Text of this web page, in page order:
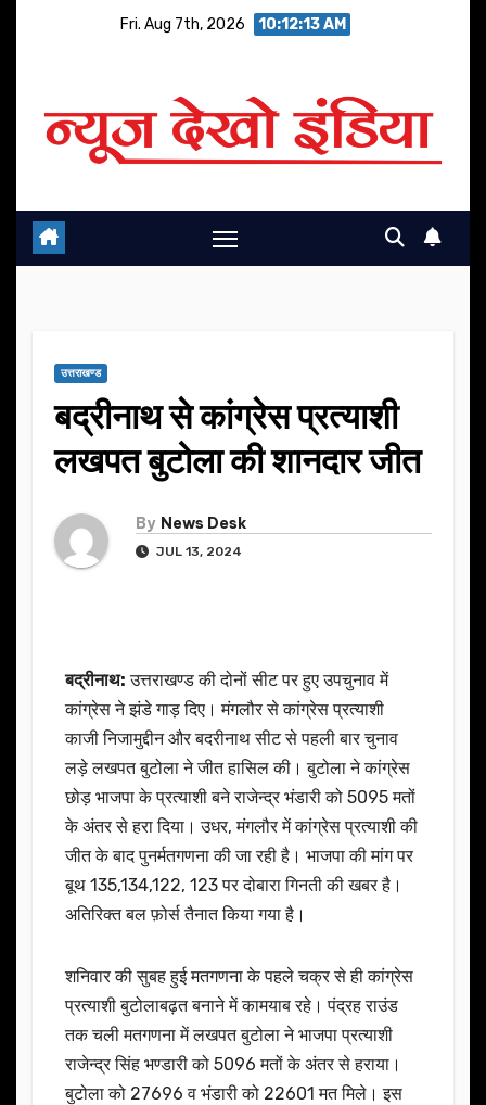
Fri. Aug 7th, 2026 10:12:14 AM
उत्तराखण्ड
बद्रीनाथ से कांग्रेस प्रत्याशी
लखपत बुटोला की शानदार जीत
By News Desk
JUL 13, 2024
बद्रीनाथ: उत्तराखण्ड की दोनों सीट पर हुए उपचुनाव में
कांग्रेस ने झंडे गाड़ दिए। मंगलौर से कांग्रेस प्रत्याशी
काजी निजामुद्दीन और बदरीनाथ सीट से पहली बार चुनाव
लड़े लखपत बुटोला ने जीत हासिल की। बुटोला ने कांग्रेस
छोड़ भाजपा के प्रत्याशी बने राजेन्द्र भंडारी को 5095 मतों
के अंतर से हरा दिया। उधर, मंगलौर में कांग्रेस प्रत्याशी की
जीत के बाद पुनर्मतगणना की जा रही है। भाजपा की मांग पर
बूथ 135,134,122, 123 पर दोबारा गिनती की खबर है।
अतिरिक्त बल फ़ोर्स तैनात किया गया है।
शनिवार की सुबह हुई मतगणना के पहले चक्र से ही कांग्रेस
प्रत्याशी बुटोलाबढ़त बनाने में कामयाब रहे। पंद्रह राउंड
तक चली मतगणना में लखपत बुटोला ने भाजपा प्रत्याशी
राजेन्द्र सिंह भण्डारी को 5096 मतों के अंतर से हराया।
बुटोला को 27696 व भंडारी को 22601 मत मिले। इस